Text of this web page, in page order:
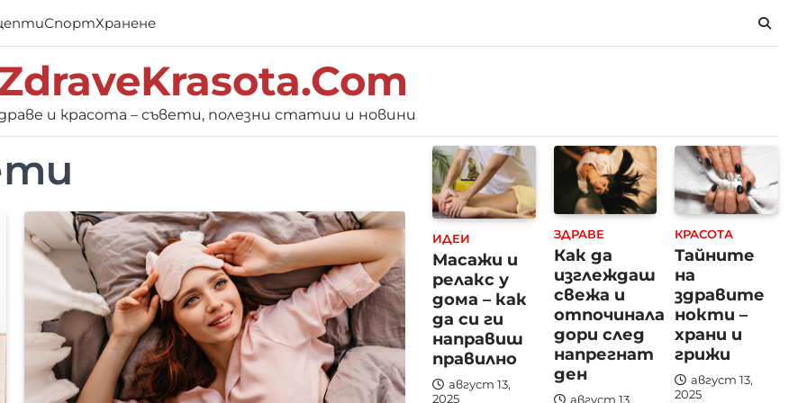
СпортХранене
и красота – съвети, полезни статии и новини
ИДЕИ
Масажи и
релакс у
дома – как
да си ги
направиш
правилно
август 13,
2025
ЗДРАВЕ
Как да
изглеждаш
свежа и
отпочинала
дори след
напрегнат
ден
август 13,
КРАСОТА
Тайните
на
здравите
нокти –
храни и
грижи
август 13,
2025